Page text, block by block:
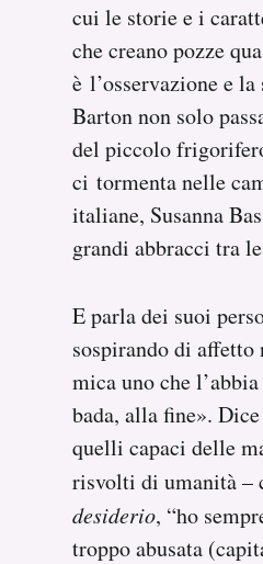
cui le storie e i
che creano pozze
è l’osservazione e
Barton non solo
del piccolo
ci tormenta nelle
italiane, Susanna
grandi abbracci tra
E parla dei suoi
sospirando di
mica uno che
bada, alla fine».
quelli capaci delle
risvolti di umanità –
desiderio, “ho
troppo abusata